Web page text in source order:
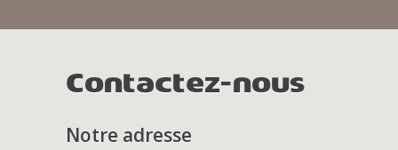
Contactez-nous
Notre adresse